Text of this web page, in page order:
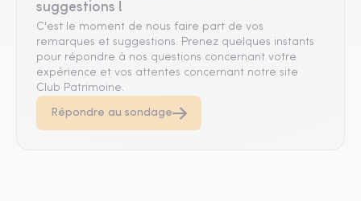
suggestions !
C'est le moment de nous faire part de vos
remarques et suggestions. Prenez quelques instants
pour répondre à nos questions concernant votre
expérience et vos attentes concernant notre site
Club Patrimoine.
Répondre au sondage